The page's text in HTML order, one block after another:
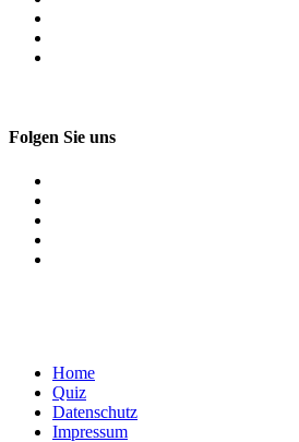
Folgen Sie uns
Home
Quiz
Datenschutz
Impressum